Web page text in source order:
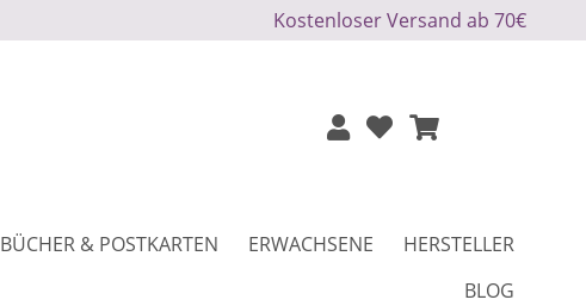
Kostenloser Versand ab 70€
BÜCHER & POSTKARTEN ERWACHSENE
HERSTELLER
BLOG